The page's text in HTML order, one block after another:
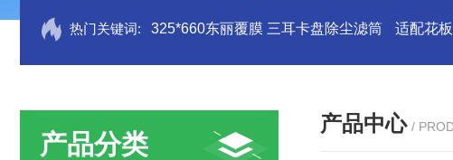
热门关键词: 325*660东丽覆膜 三耳卡盘除尘滤筒 适配花
产品分类
产品中心 /